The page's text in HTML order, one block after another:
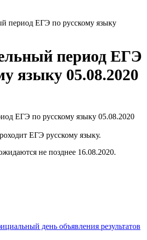
период ЕГЭ по русскому языку
период ЕГЭ
языку 05.08.2020
ЕГЭ по русскому языку 05.08.2020
ЕГЭ русскому языку.
не позднее 16.08.2020.
день объявления результатов